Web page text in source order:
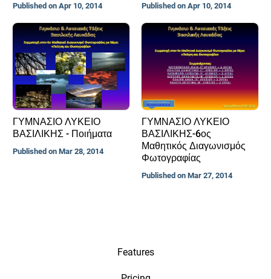
Published on Apr 10, 2014 Published on Apr 10, 2014
ΓΥΜΝΑΣΙΟ ΛΥΚΕΙΟ
ΒΑΣΙΛΙΚΗΣ - Ποιήματα
Published on Mar 28, 2014
ΓΥΜΝΑΣΙΟ ΛΥΚΕΙΟ
ΒΑΣΙΛΙΚΗΣ-6ος
Μαθητικός Διαγωνισμός
Φωτογραφίας
Published on Mar 27, 2014
Features